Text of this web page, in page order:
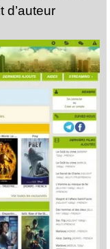
d’auteur